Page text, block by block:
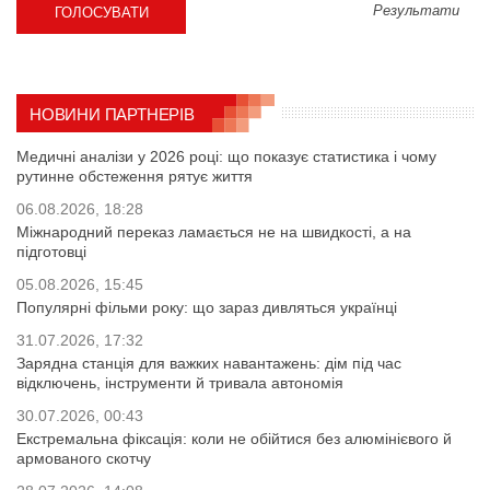
Результати
НОВИНИ ПАРТНЕРІВ
Медичні аналізи у 2026 році: що показує статистика і чому
рутинне обстеження рятує життя
06.08.2026, 18:28
Міжнародний переказ ламається не на швидкості, а на
підготовці
05.08.2026, 15:45
Популярні фільми року: що зараз дивляться українці
31.07.2026, 17:32
Зарядна станція для важких навантажень: дім під час
відключень, інструменти й тривала автономія
30.07.2026, 00:43
Екстремальна фіксація: коли не обійтися без алюмінієвого й
армованого скотчу